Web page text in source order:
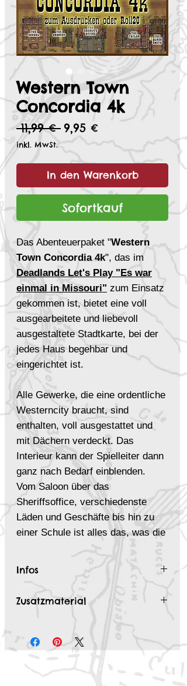
Western Town
Concordia 4k
11,99 € Standardpreis
9,95 €
Preis
inkl. MwSt.
In den Warenkorb
Sofortkauf
Das Abenteuerpaket "Western
Town Concordia 4k", das im
Deadlands Let's Play "Es war
einmal in Missouri" zum Einsatz
gekommen ist, bietet eine voll
ausgearbeitete und liebevoll
ausgestaltete Stadtkarte, bei der
jedes Haus begehbar und
eingerichtet ist.
Alle Gewerke, die eine ordentliche
Westerncity braucht, sind
enthalten, voll ausgestattet und
mit Dächern verdeckt. Das
Interieur kann der Spielleiter dann
ganz nach Bedarf einblenden.
Vom Saloon über das
Sheriffsoffice, verschiedenste
Läden und Geschäfte bis hin zu
einer Schule ist alles das, was die
Szenen des Abenteuers benötigen.
Enthaltene Locations:
Saloon,
Sheriffs Büro, Schule,
Gemischtwarenladen, Tischler,
Schmied, Pension, Bank, Doctor
und Friseur, Werkzeugladen,
Schlafsaal und Schneider
Infos
Inhalt des " Western Town
Concordia 4k" Paket:
Eine komplette Western Town Karte
mit und ohneDächer
Die einzelnen Interieur Karten
separat
Zusatzmaterial
GRATIS Deadlands Kartenpaket
"Geschenkter Gaul 4k
Let's Play: Es war einmal in Missouri
|Deadlands